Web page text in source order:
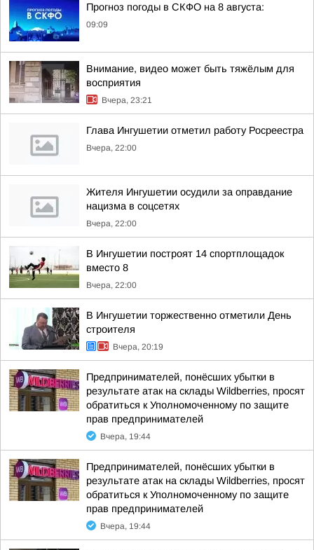
Прогноз погоды в СКФО на 8 августа:
09:09
Внимание, видео может быть тяжёлым для
восприятия
Вчера, 23:21
Глава Ингушетии отметил работу Росреестра
Вчера, 22:00
Жителя Ингушетии осудили за оправдание
нацизма в соцсетях
Вчера, 22:00
В Ингушетии построят 14 спортплощадок
вместо 8
Вчера, 22:00
В Ингушетии торжественно отметили День
строителя
Вчера, 20:19
Предпринимателей, понёсших убытки в
результате атак на склады Wildberries, просят
обратиться к Уполномоченному по защите
прав предпринимателей
Вчера, 19:44
Предпринимателей, понёсших убытки в
результате атак на склады Wildberries, просят
обратиться к Уполномоченному по защите
прав предпринимателей
Вчера, 19:44